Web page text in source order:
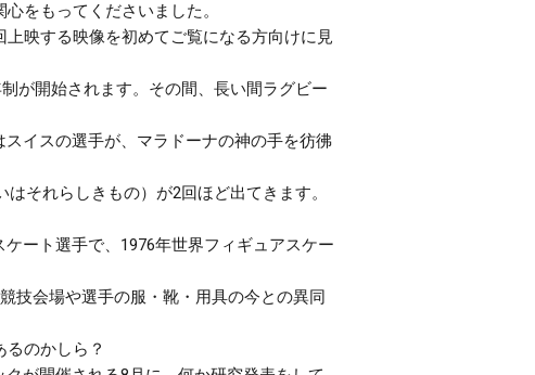
をもってくださいました。
映する映像を初めてご覧になる方向けに見
が開始されます。その間、長い間ラグビー
イスの選手が、マラドーナの神の手を彷彿
それらしきもの）が2回ほど出てきます。
ート選手で、1976年世界フィギュアスケー
技会場や選手の服・靴・用具の今との異同
のかしら？